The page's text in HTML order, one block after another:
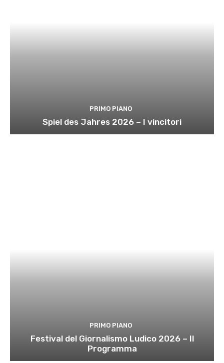
PRIMO PIANO
Spiel des Jahres 2026 – I vincitori
PRIMO PIANO
Festival del Giornalismo Ludico 2026 – Il
Programma